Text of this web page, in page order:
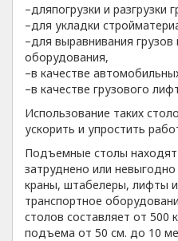
–дляпогрузки и разгрузки
–для укладки
–для выравнивания
оборудования,
–в качестве
–в качестве грузового
Использование таких
ускорить и упростить
Подъемные столы
затруднено или
краны, штабелеры, лифты
транспортное
столов составляет от 500
подъема от 50 см. до 10